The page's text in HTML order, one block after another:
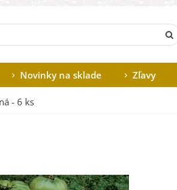
Novinky na sklade Zľavy
- 6 ks